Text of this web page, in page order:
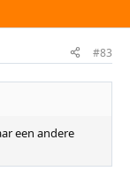
#83
een andere